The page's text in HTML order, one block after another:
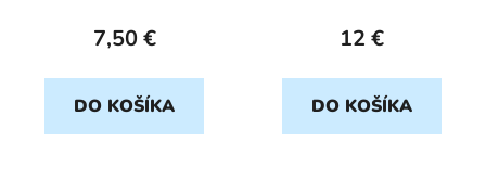
7,50 €
DO KOŠÍKA
12 €
DO KOŠÍKA